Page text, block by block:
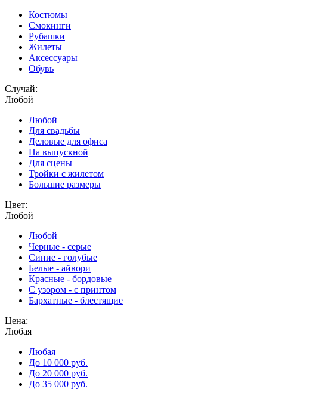
Костюмы
Смокинги
Рубашки
Жилеты
Аксессуары
Обувь
Случай:
Любой
Любой
Для свадьбы
Деловые для офиса
На выпускной
Для сцены
Тройки с жилетом
Большие размеры
Цвет:
Любой
Любой
Черные - серые
Синие - голубые
Белые - айвори
Красные - бордовые
С узором - с принтом
Бархатные - блестящие
Цена:
Любая
Любая
До 10 000 руб.
До 20 000 руб.
До 35 000 руб.